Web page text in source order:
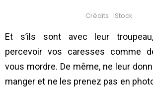
Crédits : iStock
Et s’ils sont avec leur
percevoir vos caresses comme
vous mordre. De même, ne leur
manger et ne les prenez pas en